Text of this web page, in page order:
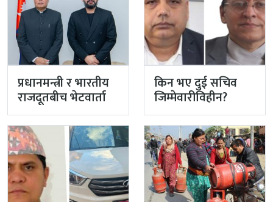
प्रधानमन्त्री र भारतीय
राजदूतबीच भेटवार्ता
किन भए दुई सचिव
जिम्मेवारीविहीन?